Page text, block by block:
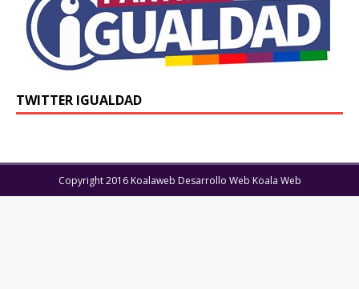
TWITTER IGUALDAD
Copyright 2016 Koalaweb Desarrollo Web Koala Web